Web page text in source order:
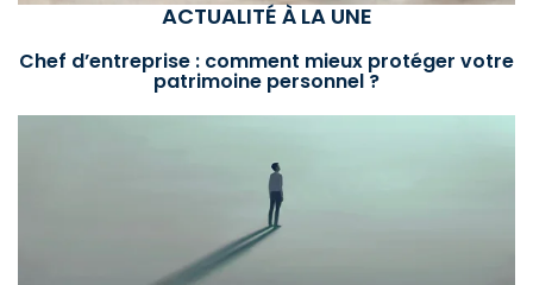
ACTUALITÉ À LA UNE
Chef d’entreprise : comment mieux protéger votre
patrimoine personnel ?